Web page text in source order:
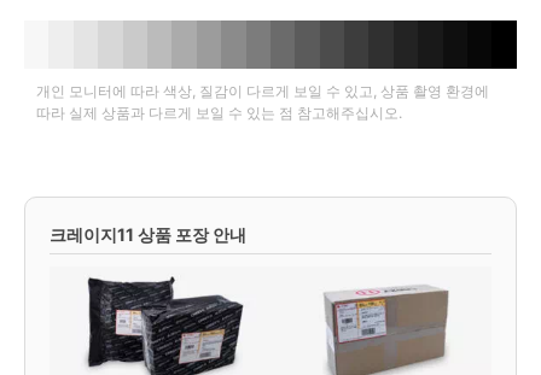
개인 모니터에 따라 색상, 질감이 다르게 보일 수 있고, 상품 촬영 환경에
따라 실제 상품과 다르게 보일 수 있는 점 참고해주십시오.
크레이지11 상품 포장 안내